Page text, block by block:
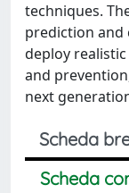
techniques.
prediction and
deploy
and
next
Scheda
Scheda